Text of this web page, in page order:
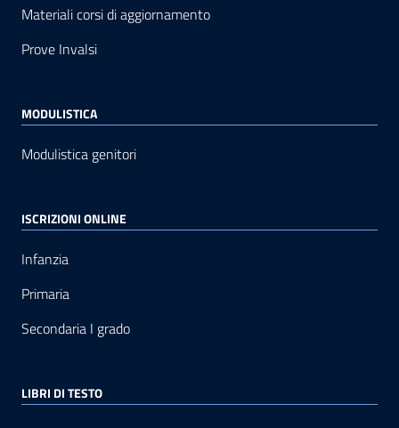
Materiali corsi di aggiornamento
Prove Invalsi
MODULISTICA
Modulistica genitori
ISCRIZIONI ONLINE
Infanzia
Primaria
Secondaria I grado
LIBRI DI TESTO